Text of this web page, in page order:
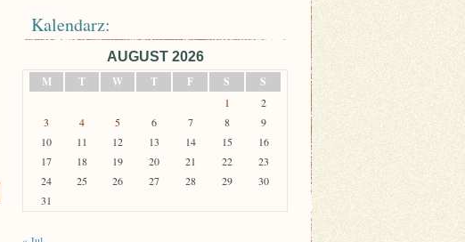
Kalendarz:
AUGUST 2026
M
T W T F S S
1
2
3
4 5 6 7 8
9
10
11 12 13 14 15
16
17
18 19 20 21 22
23
24
25 26 27 28 29
30
31